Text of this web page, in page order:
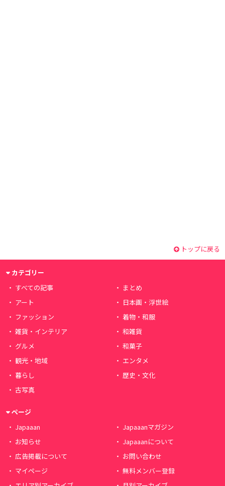
トップに戻る
カテゴリー
すべての記事
まとめ
アート
日本画・浮世絵
ファッション
着物・和服
雑貨・インテリア
和雑貨
グルメ
和菓子
観光・地域
エンタメ
暮らし
歴史・文化
古写真
ページ
Japaaan
Japaaanマガジン
お知らせ
Japaaanについて
広告掲載について
お問い合わせ
マイページ
無料メンバー登録